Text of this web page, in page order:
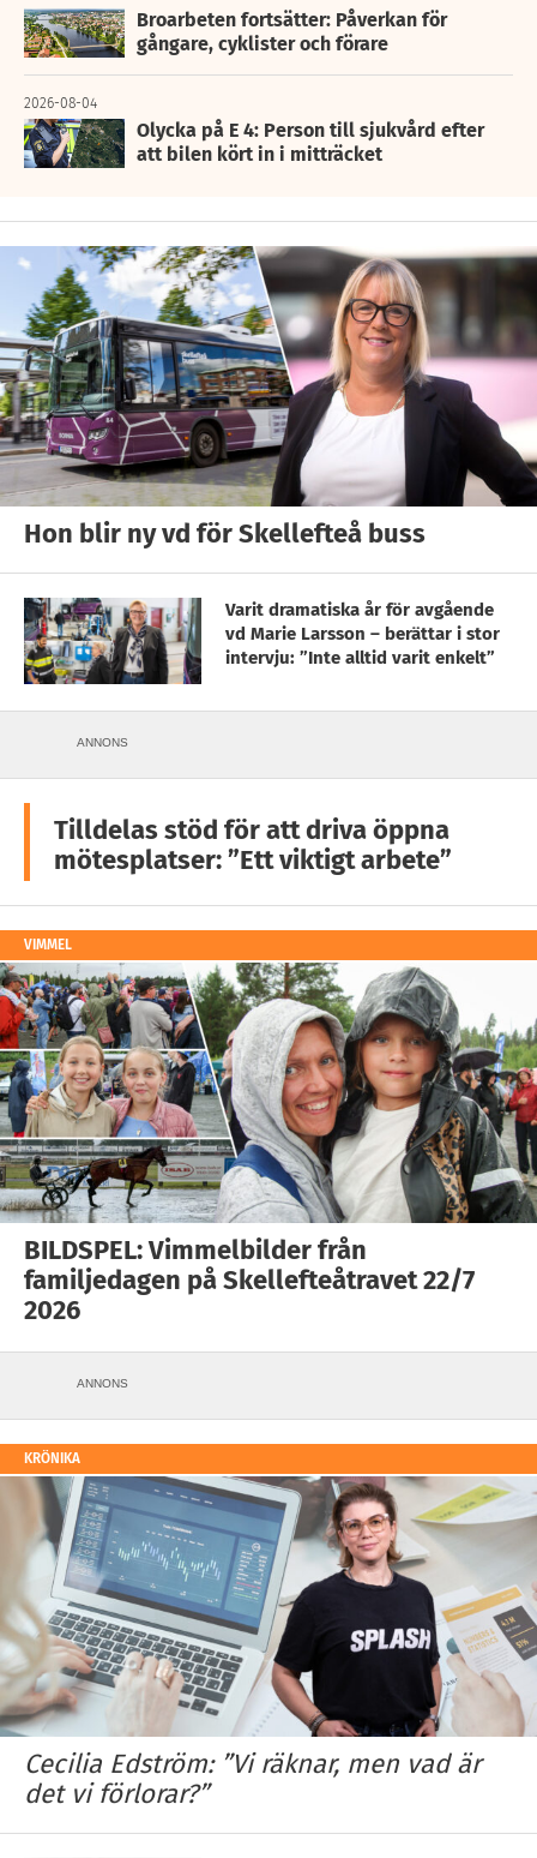
Broarbeten fortsätter: Påverkan för
gångare, cyklister och förare
2026-08-04
Olycka på E 4: Person till sjukvård efter
att bilen kört in i mitträcket
Hon blir ny vd för Skellefteå buss
Varit dramatiska år för avgående
vd Marie Larsson – berättar i stor
intervju: ”Inte alltid varit enkelt”
ANNONS
Tilldelas stöd för att driva öppna
mötesplatser: ”Ett viktigt arbete”
VIMMEL
BILDSPEL: Vimmelbilder från
familjedagen på Skellefteåtravet 22/7
2026
ANNONS
KRÖNIKA
Cecilia Edström: ”Vi räknar, men vad är
det vi förlorar?”